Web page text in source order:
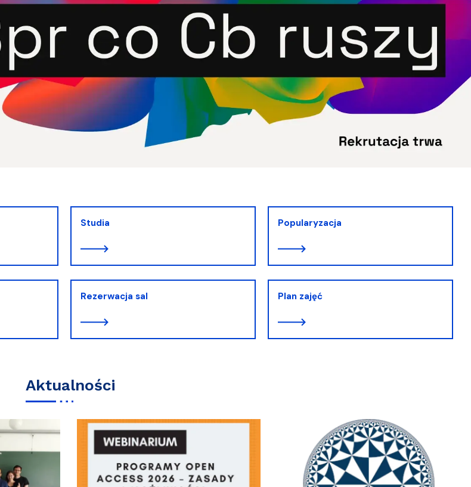
Studia Popularyzacja
Rezerwacja sal Plan zajęć
Aktualności